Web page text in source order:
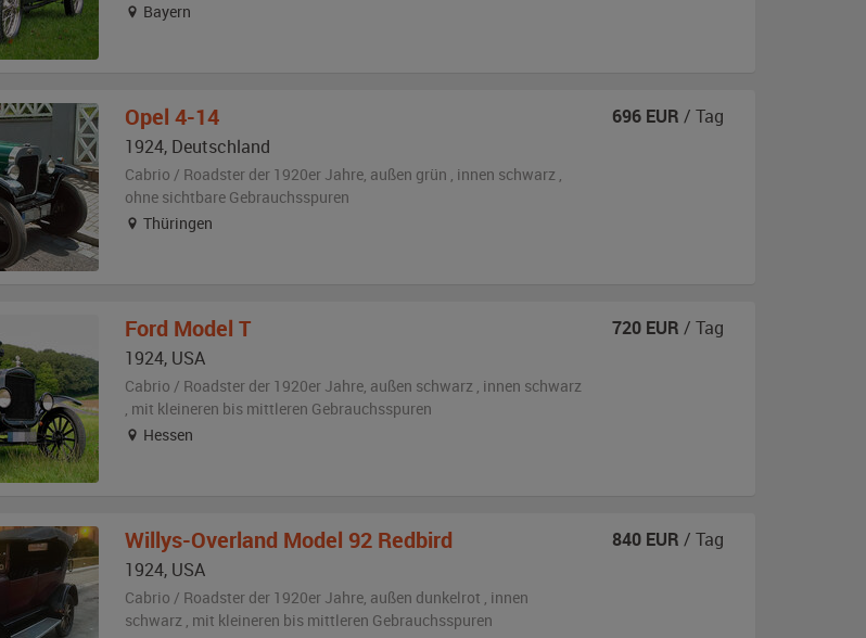
Bayern
Opel 4-14
1924, Deutschland
Cabrio / Roadster der 1920er Jahre, außen grün , innen schwarz ,
ohne sichtbare Gebrauchsspuren
Thüringen
696 EUR / Tag
Ford Model T
1924, USA
Cabrio / Roadster der 1920er Jahre, außen schwarz , innen schwarz
, mit kleineren bis mittleren Gebrauchsspuren
Hessen
720 EUR / Tag
Willys-Overland Model 92 Redbird
1924, USA
Cabrio / Roadster der 1920er Jahre, außen dunkelrot , innen
schwarz , mit kleineren bis mittleren Gebrauchsspuren
840 EUR / Tag